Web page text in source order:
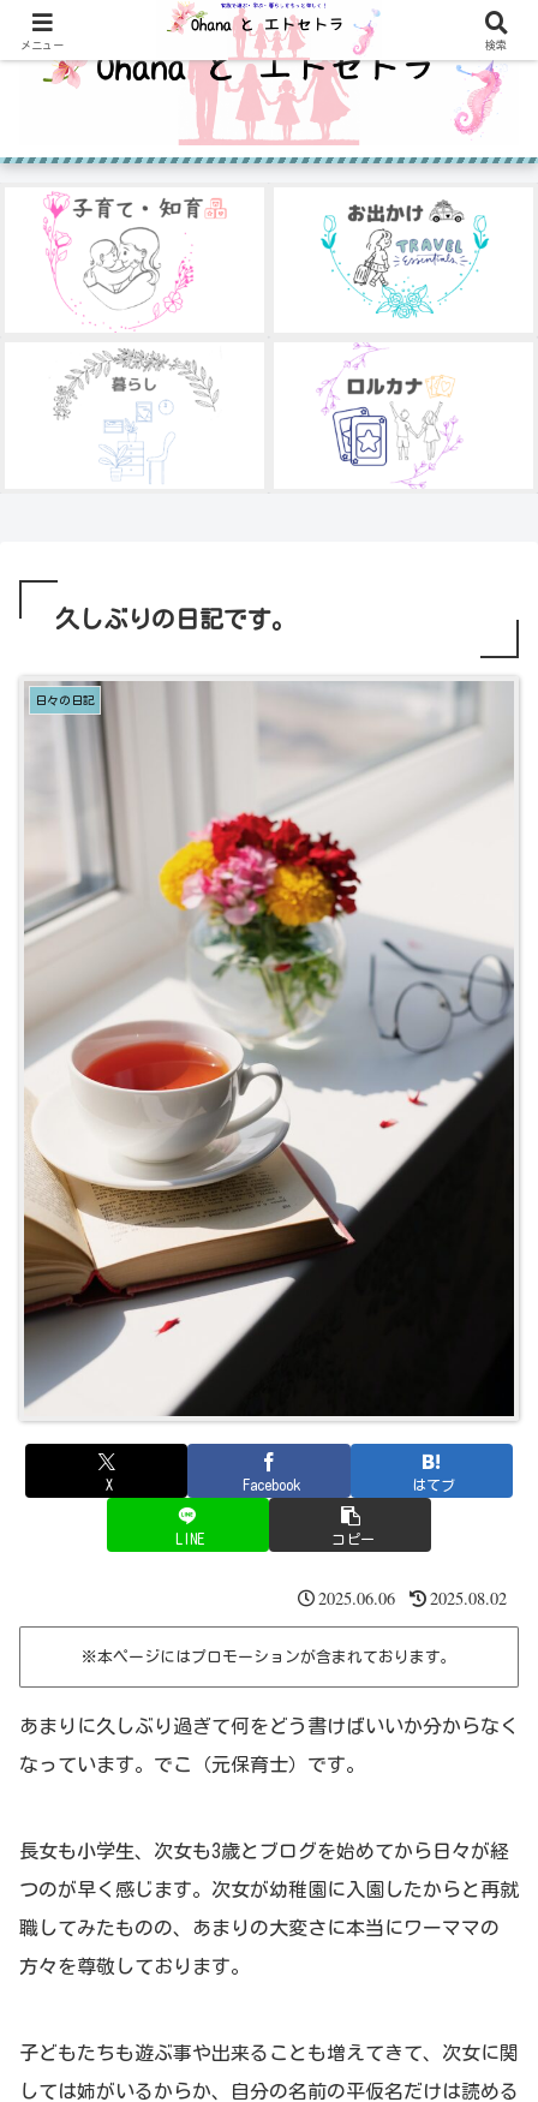
久しぶりの日記です。
日々の日記
X Facebook はてブ
LINE コピー
2025.06.06 2025.08.02
※本ページにはプロモーションが含まれております。
あまりに久しぶり過ぎて何をどう書けばいいか分からなく
なっています。でこ（元保育士）です。
長女も小学生、次女も3歳とブログを始めてから日々が経
つのが早く感じます。次女が幼稚園に入園したからと再就
職してみたものの、あまりの大変さに本当にワーママの
方々を尊敬しております。
子どもたちも遊ぶ事や出来ることも増えてきて、次女に関
しては姉がいるからか、自分の名前の平仮名だけは読める
メニュー 検索